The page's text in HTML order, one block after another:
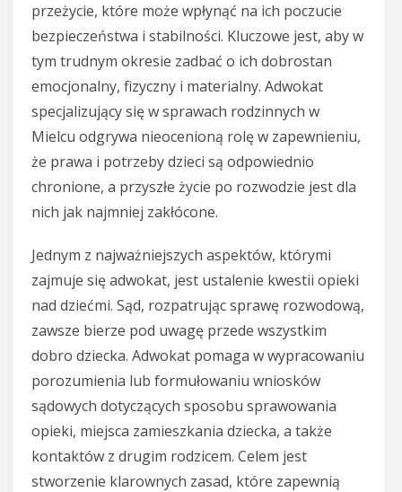
przeżycie, które może wpłynąć na ich poczucie
bezpieczeństwa i stabilności. Kluczowe jest, aby w
tym trudnym okresie zadbać o ich dobrostan
emocjonalny, fizyczny i materialny. Adwokat
specjalizujący się w sprawach rodzinnych w
Mielcu odgrywa nieocenioną rolę w zapewnieniu,
że prawa i potrzeby dzieci są odpowiednio
chronione, a przyszłe życie po rozwodzie jest dla
nich jak najmniej zakłócone.
Jednym z najważniejszych aspektów, którymi
zajmuje się adwokat, jest ustalenie kwestii opieki
nad dziećmi. Sąd, rozpatrując sprawę rozwodową,
zawsze bierze pod uwagę przede wszystkim
dobro dziecka. Adwokat pomaga w wypracowaniu
porozumienia lub formułowaniu wniosków
sądowych dotyczących sposobu sprawowania
opieki, miejsca zamieszkania dziecka, a także
kontaktów z drugim rodzicem. Celem jest
stworzenie klarownych zasad, które zapewnią